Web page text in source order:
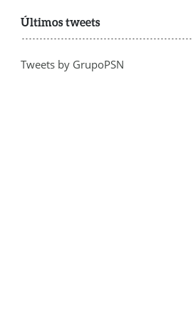
Últimos tweets
Tweets by GrupoPSN